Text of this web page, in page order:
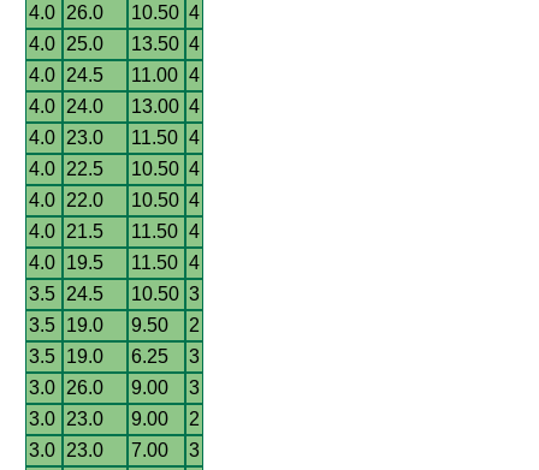
4.0
26.0 10.50 4
4.0
25.0 13.50 4
4.0
24.5 11.00 4
4.0
24.0 13.00 4
4.0
23.0 11.50 4
4.0
22.5 10.50 4
4.0
22.0 10.50 4
4.0
21.5 11.50 4
4.0
19.5 11.50 4
3.5
24.5 10.50 3
3.5
19.0 9.50
2
3.5
19.0 6.25
3
3.0
26.0 9.00
3
3.0
23.0 9.00
2
3.0
23.0 7.00
3